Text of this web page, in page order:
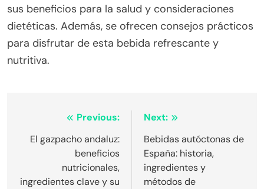
sus beneficios para la salud y consideraciones
dietéticas. Además, se ofrecen consejos prácticos
para disfrutar de esta bebida refrescante y
nutritiva.
navigation
Previous:
El gazpacho andaluz:
beneficios
nutricionales,
ingredientes clave y su
Next:
Bebidas autóctonas de
España: historia,
ingredientes y
métodos de